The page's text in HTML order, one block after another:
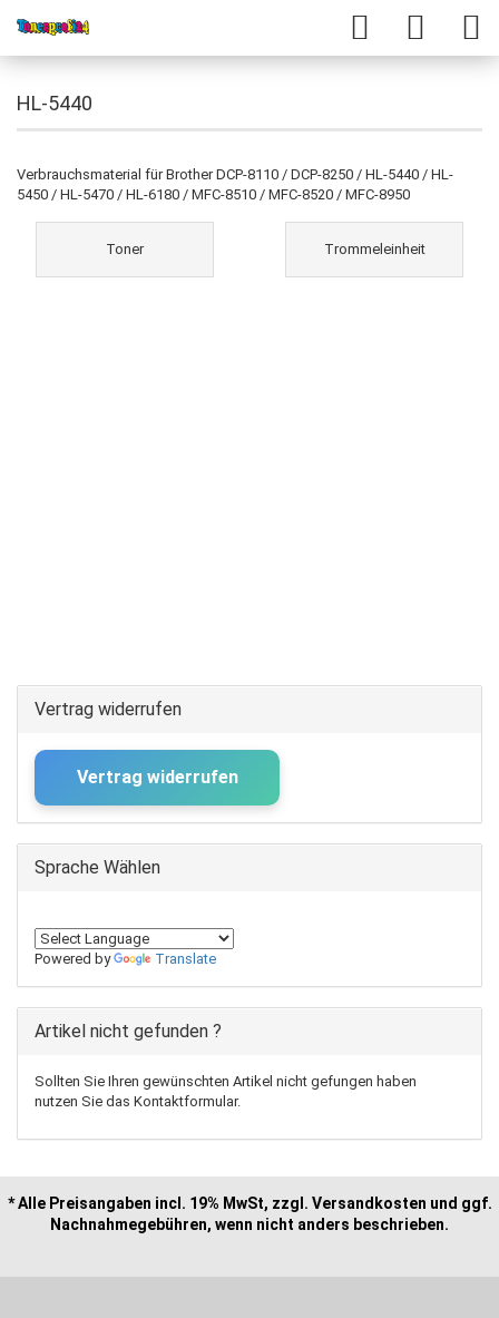
HL-5440
Verbrauchsmaterial für Brother DCP-8110 / DCP-8250 / HL-5440 / HL-
5450 / HL-5470 / HL-6180 / MFC-8510 / MFC-8520 / MFC-8950
Toner Trommeleinheit
Vertrag widerrufen
Vertrag widerrufen
Sprache Wählen
Powered by Translate
Artikel nicht gefunden ?
Sollten Sie Ihren gewünschten Artikel nicht gefungen haben
nutzen Sie das Kontaktformular.
* Alle Preisangaben incl. 19% MwSt, zzgl. Versandkosten und ggf.
Nachnahmegebühren, wenn nicht anders beschrieben.